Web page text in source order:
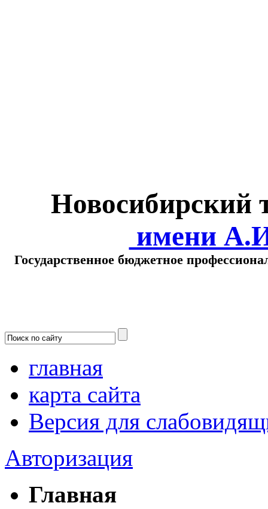
Новосибирский
имени
Государственное бюджетное
главная
карта сайта
Версия для
Авторизация
Главная